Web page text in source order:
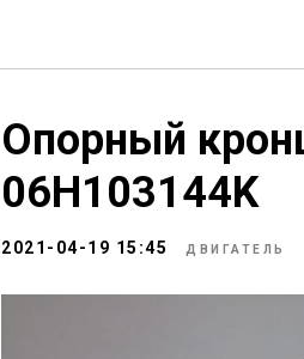
Опорный
06H103144K
2021-04-19 15:45 ДВИГАТЕЛЬ